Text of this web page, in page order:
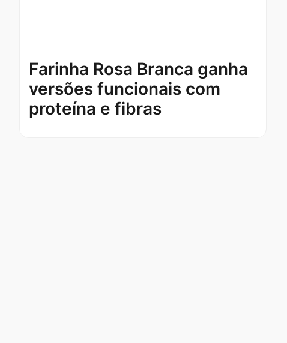
Farinha Rosa Branca ganha
versões funcionais com
proteína e fibras